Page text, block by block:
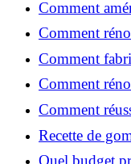
Comment
chaque
Comment
facilement :
Comment
naturel au suif ?
Comment
efficacement ?
Comment
pour une
Recette de
pour une peau
Quel budget